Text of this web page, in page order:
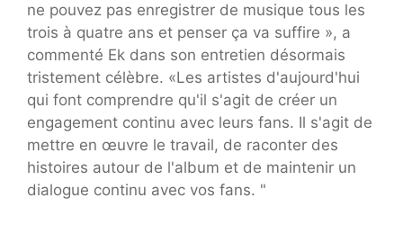
ne pouvez pas enregistrer de musique tous les
trois à quatre ans et penser ça va suffire », a
commenté Ek dans son entretien désormais
tristement célèbre. «Les artistes d'aujourd'hui
qui font comprendre qu'il s'agit de créer un
engagement continu avec leurs fans. Il s'agit de
mettre en œuvre le travail, de raconter des
histoires autour de l'album et de maintenir un
dialogue continu avec vos fans. "